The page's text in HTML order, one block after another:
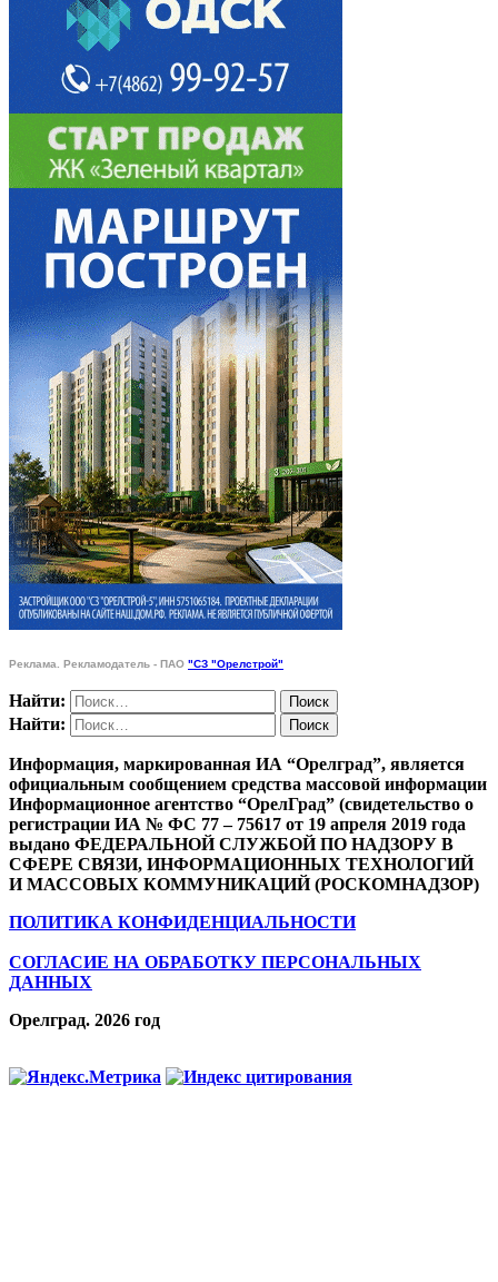
Реклама. Рекламодатель - ПАО "СЗ "Орелстрой"
Найти:
Найти:
Информация, маркированная ИА “Орелград”, является
официальным сообщением средства массовой информации
Информационное агентство “ОрелГрад” (свидетельство о
регистрации ИА № ФС 77 – 75617 от 19 апреля 2019 года
выдано ФЕДЕРАЛЬНОЙ СЛУЖБОЙ ПО НАДЗОРУ В
СФЕРЕ СВЯЗИ, ИНФОРМАЦИОННЫХ ТЕХНОЛОГИЙ
И МАССОВЫХ КОММУНИКАЦИЙ (РОСКОМНАДЗОР)
ПОЛИТИКА КОНФИДЕНЦИАЛЬНОСТИ
СОГЛАСИЕ НА ОБРАБОТКУ ПЕРСОНАЛЬНЫХ
ДАННЫХ
Орелград. 2026 год